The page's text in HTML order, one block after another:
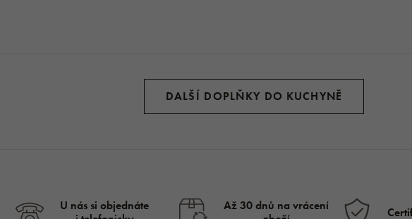
DALŠÍ DOPLŇKY DO KUCHYNĚ
U nás si objednáte
Až 30 dnů na vrácení